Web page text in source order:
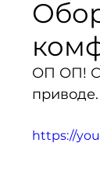
X6
ОП ОП!
приводе.
https://